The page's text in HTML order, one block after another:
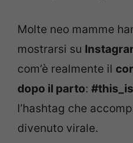
Molte neo mamme
mostrarsi su
com’è realmente il
dopo il parto:
l’hashtag che
divenuto virale.